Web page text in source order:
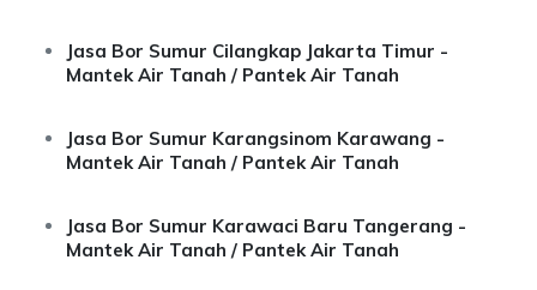
Jasa Bor Sumur Cilangkap Jakarta Timur -
Mantek Air Tanah / Pantek Air Tanah
Jasa Bor Sumur Karangsinom Karawang -
Mantek Air Tanah / Pantek Air Tanah
Jasa Bor Sumur Karawaci Baru Tangerang -
Mantek Air Tanah / Pantek Air Tanah